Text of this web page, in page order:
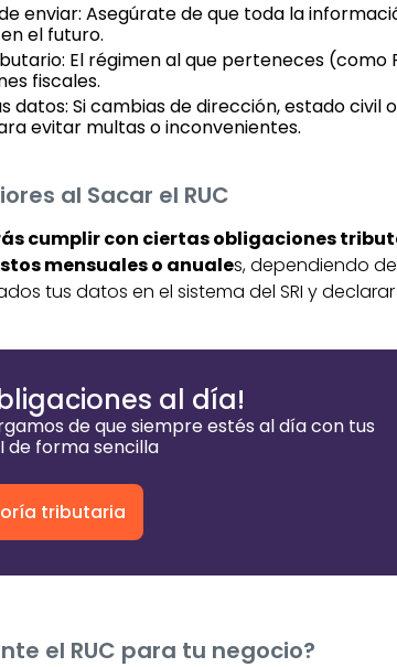
enviar: Asegúrate de que toda la
el futuro.
El régimen al que perteneces (como
fiscales.
datos: Si cambias de dirección, estado civil
evitar multas o inconvenientes.
al Sacar el RUC
cumplir con ciertas obligaciones
mensuales o anuales, dependiendo
tus datos en el sistema del SRI y
al día!
de que siempre estés al día con tus
de forma sencilla
tributaria
el RUC para tu negocio?